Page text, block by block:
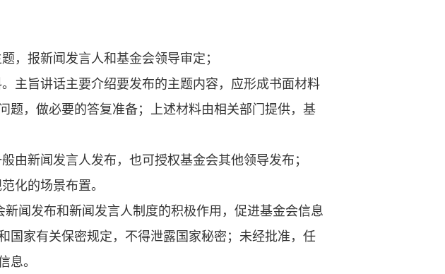
，报新闻发言人和基金会领导审定；
主旨讲话主要介绍要发布的主题内容，应形成书面材料
题，做必要的答复准备；上述材料由相关部门提供，基
由新闻发言人发布，也可授权基金会其他领导发布；
化的场景布置。
闻发布和新闻发言人制度的积极作用，促进基金会信息
国家有关保密规定，不得泄露国家秘密；未经批准，任
息。